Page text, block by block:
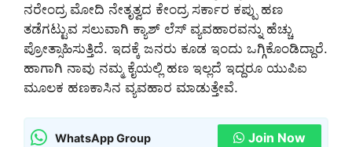
ನರೇಂದ್ರ ಮೋದಿ ನೇತೃತ್ವದ ಕೇಂದ್ರ ಸರ್ಕಾರ ಕಪ್ಪು ಹಣ
ತಡೆಗಟ್ಟುವ ಸಲುವಾಗಿ ಕ್ಯಾಶ್ ಲೆಸ್ ವ್ಯವಹಾರವನ್ನು ಹೆಚ್ಚು
ಪ್ರೋತ್ಸಾಹಿಸುತ್ತಿದೆ. ಇದಕ್ಕೆ ಜನರು ಕೂಡ ಇಂದು ಒಗ್ಗಿಕೊಂಡಿದ್ದಾರೆ.
ಹಾಗಾಗಿ ನಾವು ನಮ್ಮ ಕೈಯಲ್ಲಿ ಹಣ ಇಲ್ಲದೆ ಇದ್ದರೂ ಯುಪಿಐ
ಮೂಲಕ ಹಣಕಾಸಿನ ವ್ಯವಹಾರ ಮಾಡುತ್ತೇವೆ.
WhatsApp Group Join Now